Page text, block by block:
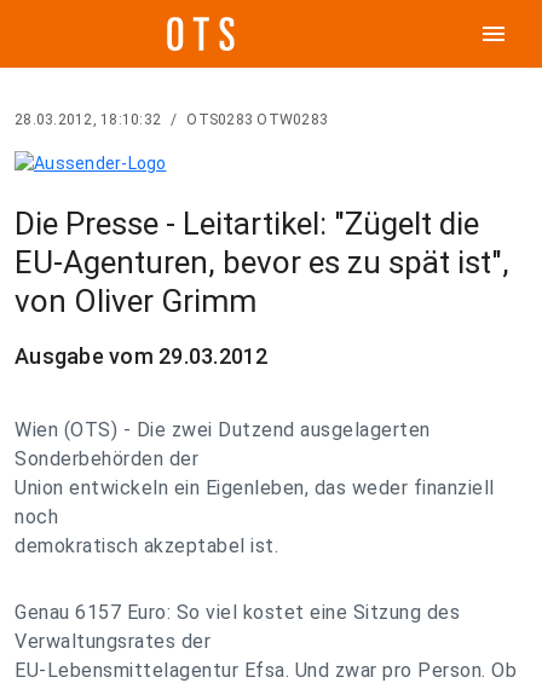
menu
28.03.2012, 18:10:32 / OTS0283 OTW0283
Die Presse - Leitartikel: "Zügelt die
EU-Agenturen, bevor es zu spät ist",
von Oliver Grimm
Ausgabe vom 29.03.2012
Wien (OTS) - Die zwei Dutzend ausgelagerten
Sonderbehörden der
Union entwickeln ein Eigenleben, das weder finanziell
noch
demokratisch akzeptabel ist.
Genau 6157 Euro: So viel kostet eine Sitzung des
Verwaltungsrates der
EU-Lebensmittelagentur Efsa. Und zwar pro Person. Ob